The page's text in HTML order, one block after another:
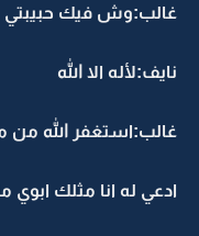
غالب:وش فيك حبيبتي
نايف:لأله الا الله
غالب:استغفر الله من
ادعي له انا مثلك ابوي